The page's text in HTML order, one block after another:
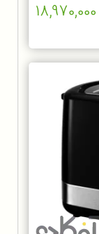
18,970,000